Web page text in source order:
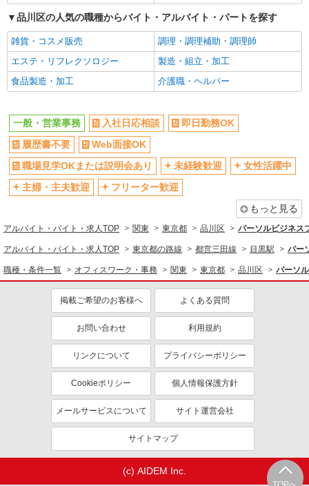
年間休日120日以上
土日祝休み
週2～3日勤務OK
10時～勤務OK
平日のみ勤務OK
禁煙・分煙
上場企業・上場企業のグループ会
社
扶養内勤務OK
転勤なし
登録制
交通費支給
研修制度あり
資格取得支援制度あり
同じ職種から求人を探す
一般・営業事務
未経験歓迎
ミドル（40代～）活躍中
週2～3日勤務OK
上場企業・上場企業のグループ会
扶養内勤務OK
社会保険あり
品川区の人気の職種からバイト・アルバイト・パートを探す
雑貨・コスメ販売
調理・調理補助・調理師
エステ・リフレクソロジー
製造・組立・加工
食品製造・加工
介護職・ヘルパー
一般・営業事務 入社日応相談
即日勤務OK
履歴書不要
Web面接OK
職場見学OKまたは説明会あり
未経験歓迎
女性活躍中
主婦・主夫歓迎
フリーター歓迎
もっと見る
アルバイト・バイト・求人TOP 関東 東京都 品川区 パーソルビジネス
アルバイト・バイト・求人TOP 東京都の路線 都営三田線 目黒駅 パー
職種・条件一覧 オフィスワーク・事務 関東 東京都 品川区 パーソ
掲載ご希望のお客様へ よくある質問
お問い合わせ 利用規約
リンクについて プライバシーポリシー
Cookieポリシー 個人情報保護方針
メールサービスについて サイト運営会社
サイトマップ
(c) AIDEM Inc.